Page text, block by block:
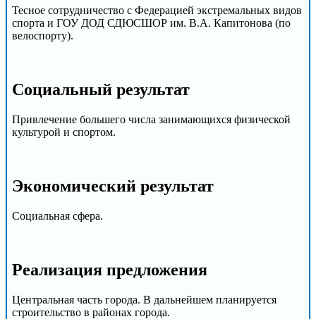
Тесное сотрудничество с Федерацией экстремальных видов
спорта и ГОУ ДОД СДЮСШОР им. В.А. Капитонова (по
велоспорту).
Cоциальный результат
Привлечение большего числа занимающихся физической
культурой и спортом.
Экономический результат
Социальная сфера.
Реализация предложения
Центральная часть города. В дальнейшем планируется
строительство в районах города.